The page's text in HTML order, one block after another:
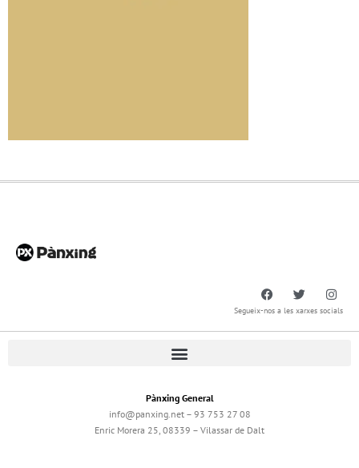
Segueix-nos a les xarxes socials
Pànxing General
info@panxing.net – 93 753 27 08
Enric Morera 25, 08339 – Vilassar de Dalt